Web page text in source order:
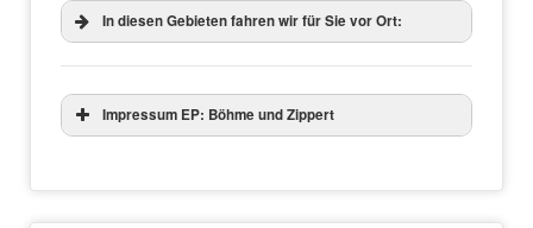
In diesen Gebieten fahren wir für Sie vor Ort:
Impressum EP: Böhme und Zippert